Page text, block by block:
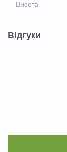
Висота
Відгуки